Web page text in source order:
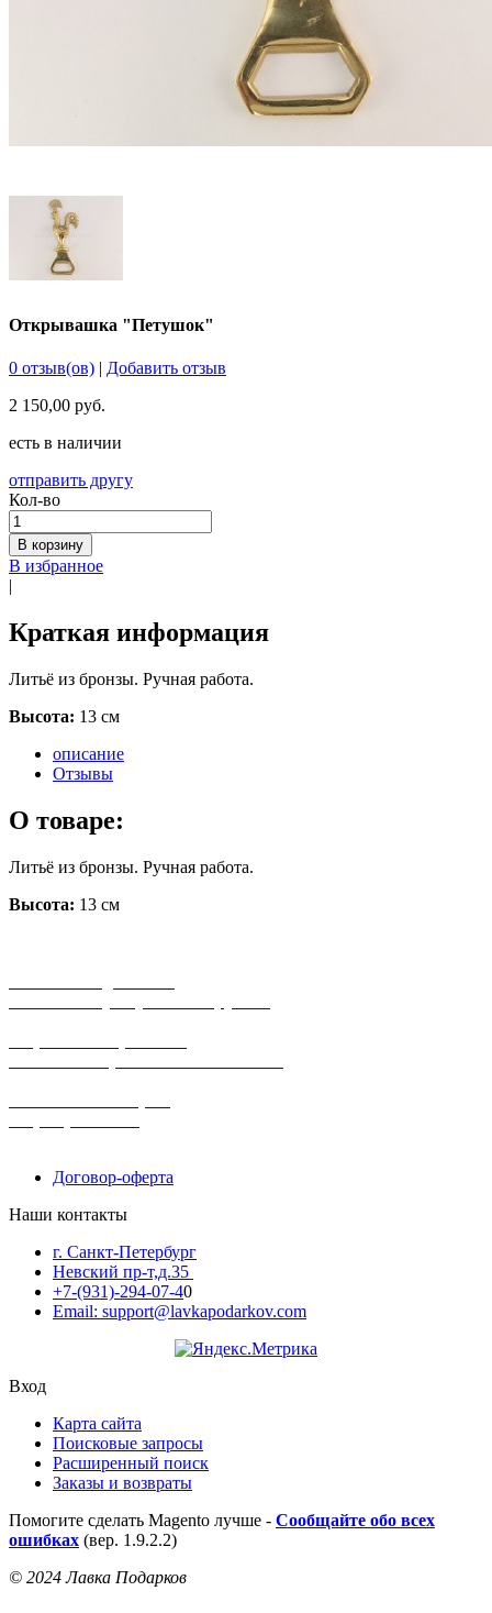
Открывашка "Петушок"
0 отзыв(ов) | Добавить отзыв
2 150,00 руб.
есть в наличии
отправить другу
Кол-во
В корзину
В избранное
|
Краткая информация
Литьё из бронзы. Ручная работа.
Высота: 13 см
описание
Отзывы
О товаре:
Литьё из бронзы. Ручная работа.
Высота: 13 см
Договор-оферта
Наши контакты
г. Санкт-Петербург
Невский пр-т,д.35
+7-(931)-294-07-40
Email: support@lavkapodarkov.com
Вход
Карта сайта
Поисковые запросы
Расширенный поиск
Заказы и возвраты
Помогите сделать Magento лучше - Сообщайте обо всех
ошибках (вер. 1.9.2.2)
© 2024 Лавка Подарков